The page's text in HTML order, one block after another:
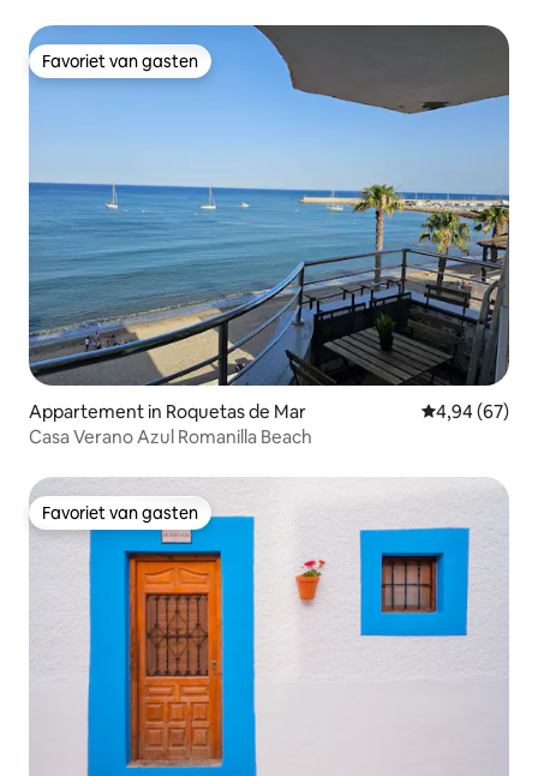
Favoriet van gasten
Favoriet van gasten
Appartement in Roquetas de Mar Gemiddelde
4,94 (67)
Casa Verano Azul Romanilla Beach
Favoriet van gasten
Favoriet van gasten